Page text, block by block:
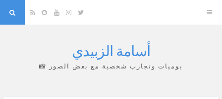
Twitter
Instagram
YouTube
Snapchat
RSS
أسامة الزبيدي
يوميات وتجارب شخصية مع بعض الصور 📸